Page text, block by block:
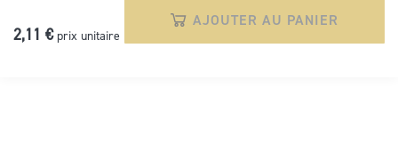
AJOUTER AU PANIER
2,11 € prix unitaire